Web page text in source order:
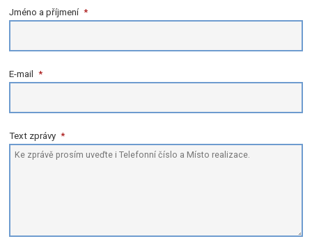
Jméno a příjmení *
E-mail *
Text zprávy *